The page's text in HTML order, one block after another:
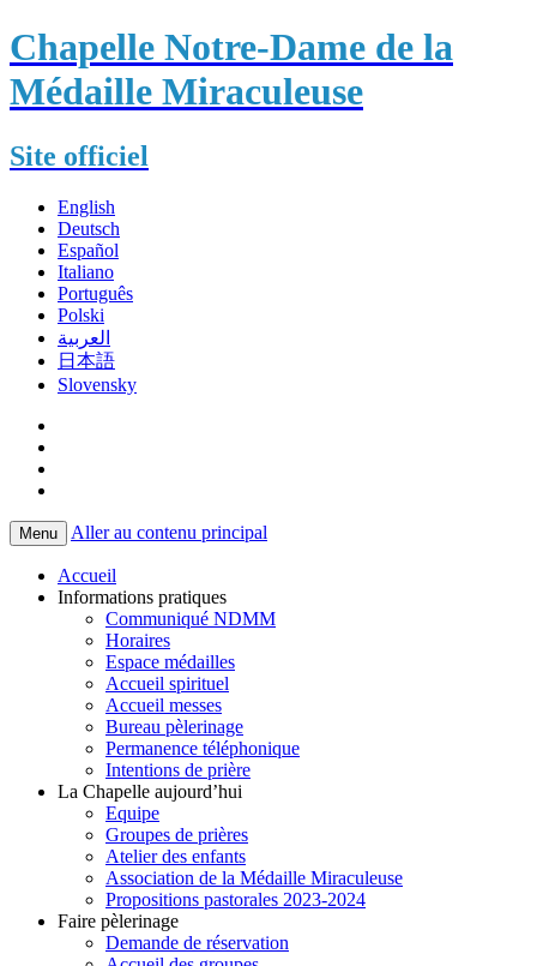
Chapelle Notre-Dame de la
Médaille Miraculeuse
Site officiel
English
Deutsch
Español
Italiano
Português
Polski
العربية
日本語
Slovensky
Menu Aller au contenu principal
Accueil
Informations pratiques
Communiqué NDMM
Horaires
Espace médailles
Accueil spirituel
Accueil messes
Bureau pèlerinage
Permanence téléphonique
Intentions de prière
La Chapelle aujourd’hui
Equipe
Groupes de prières
Atelier des enfants
Association de la Médaille Miraculeuse
Propositions pastorales 2023-2024
Faire pèlerinage
Demande de réservation